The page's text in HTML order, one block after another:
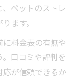
ペットのストレ
ます。
料金表の有無や
口コミや評判を
が信頼できるか